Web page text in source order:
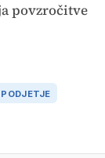
povzročitve
PODJETJE